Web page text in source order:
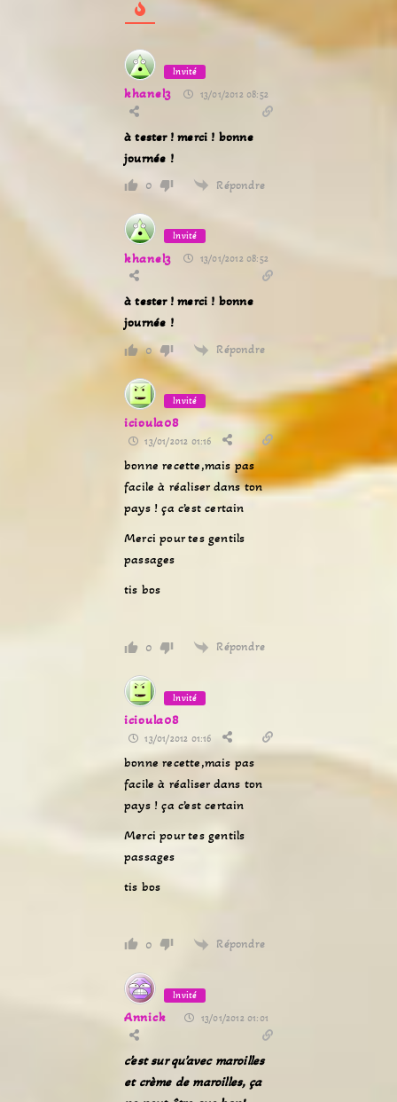
Invité
khanel3 13/01/2012 08:52
à tester ! merci ! bonne
journée !
0 Répondre
Invité
khanel3 13/01/2012 08:52
à tester ! merci ! bonne
journée !
0 Répondre
Invité
icioula08
13/01/2012 01:16
bonne recette,mais pas
facile à réaliser dans ton
pays ! ça c’est certain
Merci pour tes gentils
passages
tis bos
0 Répondre
Invité
icioula08
13/01/2012 01:16
bonne recette,mais pas
facile à réaliser dans ton
pays ! ça c’est certain
Merci pour tes gentils
passages
tis bos
0 Répondre
Invité
Annick 13/01/2012 01:01
c’est sur qu’avec maroilles
et crème de maroilles, ça